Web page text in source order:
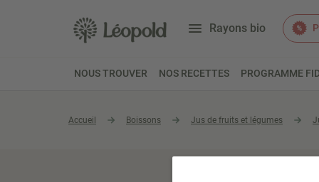
Rayons bio
NOUS TROUVER NOS RECETTES PROGRAMME
Accueil Boissons Jus de fruits et légumes